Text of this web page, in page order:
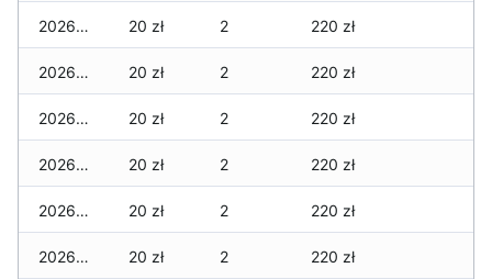
2026-04-01 20 zł 2 220 zł
2026-03-31 20 zł 2 220 zł
2026-03-30 20 zł 2 220 zł
2026-03-29 20 zł 2 220 zł
2026-03-28 20 zł 2 220 zł
2026-03-27 20 zł 2 220 zł